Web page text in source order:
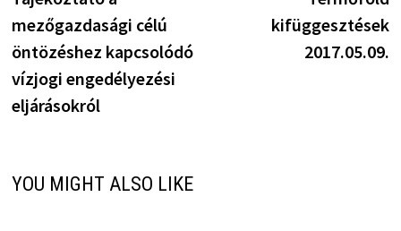
navigáció
mezőgazdasági célú
öntözéshez kapcsolódó
vízjogi engedélyezési
eljárásokról
kifüggesztések
2017.05.09.
YOU MIGHT ALSO LIKE